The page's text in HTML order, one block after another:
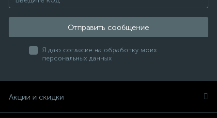
Отправить сообщение
Я даю согласие на обработку моих
персональных данных
Акции и скидки